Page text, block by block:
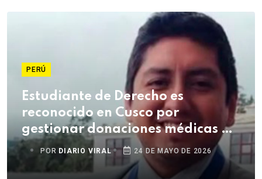
PERÚ
Estudiante de Derecho es
reconocido en Cusco por
gestionar donaciones médicas de
Estados Unidos
POR DIARIO VIRAL 24 DE MAYO DE 2026